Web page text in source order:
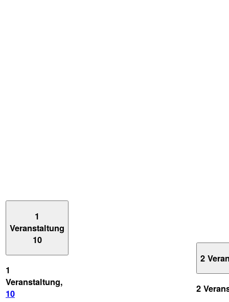
1
Veranstaltung
10
1
Veranstaltung,
10
2
2